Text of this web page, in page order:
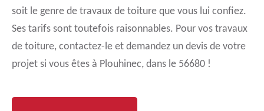
soit le genre de travaux de toiture que vous lui confiez.
Ses tarifs sont toutefois raisonnables. Pour vos travaux
de toiture, contactez-le et demandez un devis de votre
projet si vous êtes à Plouhinec, dans le 56680 !